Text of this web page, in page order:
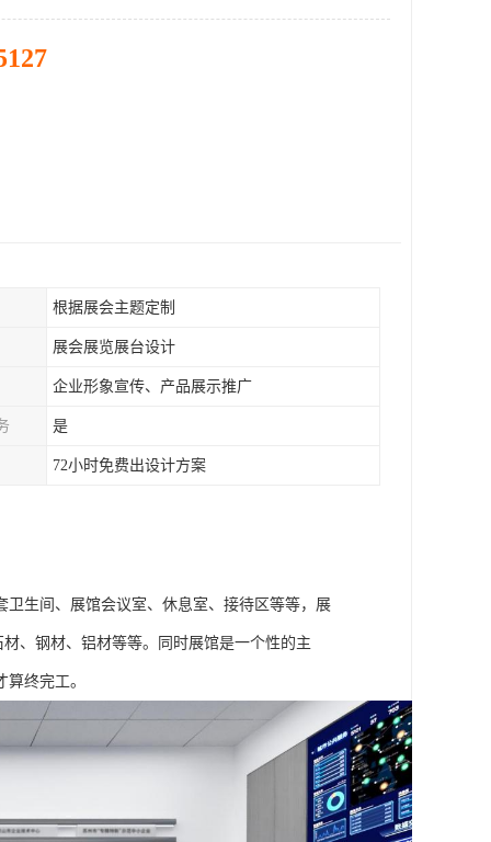
根据展会主题定制
展会展览展台设计
企业形象宣传、产品展示推广
是
72小时免费出设计方案
生间、展馆会议室、休息室、接待区等等，展
、钢材、铝材等等。同时展馆是一个性的主
终完工。